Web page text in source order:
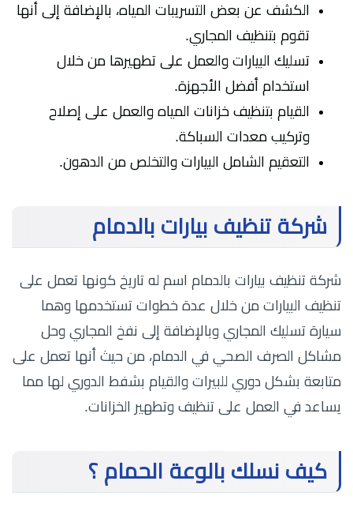
الكشف عن بعض التسريبات المياه، بالإضافة إلى أنها
تقوم بتنظيف المجاري.
تسليك البيارات والعمل على تطهيرها من خلال
استخدام أفضل الأجهزة.
القيام بتنظيف خزانات المياه والعمل على إصلاح
وتركيب معدات السباكة.
التعقيم الشامل البيارات والتخلص من الدهون.
شركة تنظيف بيارات بالدمام
شركة تنظيف بيارات بالدمام اسم له تاريخ كونها تعمل على
تنظيف البيارات من خلال عدة خطوات تستخدمها وهما
سيارة تسليك المجاري وبالإضافة إلى نفخ المجاري وحل
مشاكل الصرف الصحي في الدمام، من حيث أنها تعمل على
متابعة بشكل دوري للبيرات والقيام بشفط الدوري لها مما
يساعد في العمل على تنظيف وتطهير الخزانات.
كيف نسلك بالوعة الحمام ؟